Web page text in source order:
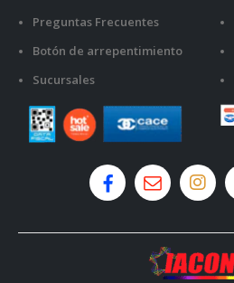
Preguntas Frecuentes
Botón de arrepentimiento
Sucursales